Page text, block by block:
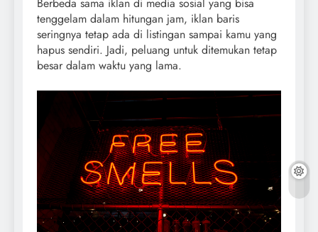
Berbeda sama iklan di media sosial yang bisa
tenggelam dalam hitungan jam, iklan baris
seringnya tetap ada di listingan sampai kamu yang
hapus sendiri. Jadi, peluang untuk ditemukan tetap
besar dalam waktu yang lama.